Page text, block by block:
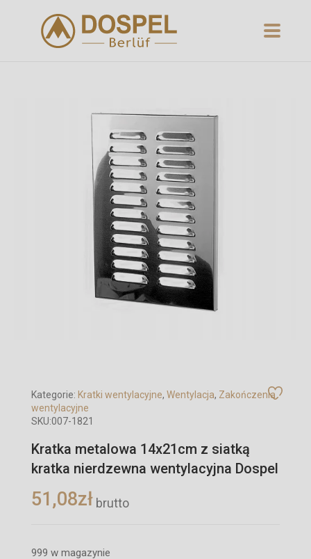
SKU:007-1821
Kategorie: Kratki wentylacyjne, Wentylacja, Zakończenia
wentylacyjne
Kratka metalowa 14x21cm z siatką
kratka nierdzewna wentylacyjna Dospel
51,08zł brutto
999 w magazynie